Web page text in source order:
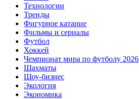
Технологии
Тренды
Фигурное катание
Фильмы и сериалы
Футбол
Хоккей
Чемпионат мира по футболу 2026
Шахматы
Шоу-бизнес
Экология
Экономика